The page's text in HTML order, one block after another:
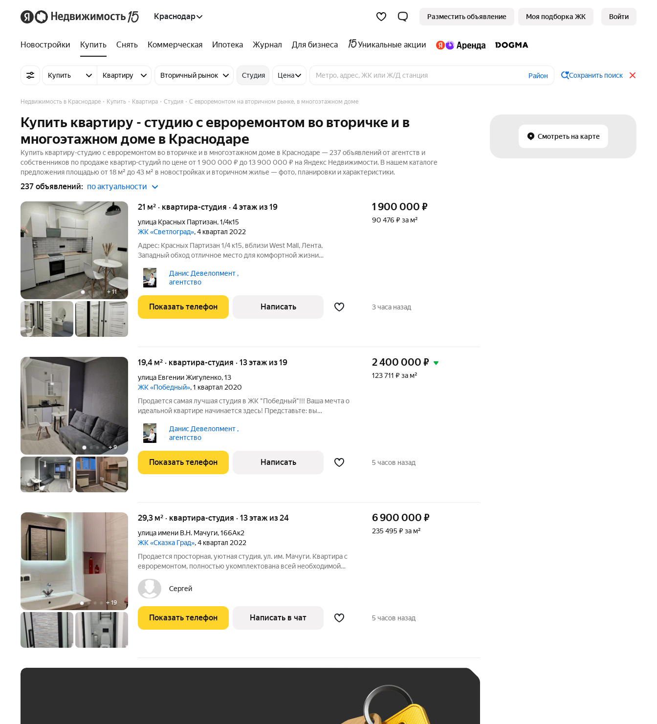
Краснодар Разместить объявление Моя подборка ЖК Войти
Новостройки Купить Снять Коммерческая Ипотека Журнал Для бизнеса Уникальные акции
Купить Квартиру Вторичный рынок Студия Цена Район Сохранить поиск
Смотреть на карте
Недвижимость в Краснодаре Купить Квартира Студия С евроремонтом на вторичном рынке, в многоэтажном доме
Купить квартиру - студию с евроремонтом во вторичке и в
многоэтажном доме в Краснодаре
Купить квартиру-студию с евроремонтом во вторичке и в многоэтажном доме в Краснодаре — 237 объявлений от агентств и
собственников по продаже квартир-студий по цене от 1 900 000 ₽ до 13 900 000 ₽ на Яндекс Недвижимости. В нашем каталоге
предложения площадью от 18 м² до 43 м² в новостройках и вторичном жилье — фото, планировки и характеристики.
237 объявлений: по актуальности
+11
21 м² · квартира-студия · 4 этаж из 19
улица Красных Партизан,1/4к15
ЖК «Светлоград», 4 квартал 2022
Адрес: Красных Партизан 1/4 к15, вблизи West Mall, Лента,
Западный обход отличное место для комфортной жизни
изолированная, функциональная идеальна для пары или сдачи в
аренду Кухня: 5
Данис Девелопмент ,
агентство
1 900 000 ₽
90 476 ₽ за м²
Показать телефон Написать 3 часа назад
+9
19,4 м² · квартира-студия · 13 этаж из 19
улица Евгении Жигуленко,13
ЖК «Победный», 1 квартал 2020
Продается самая лучшая студия в ЖК "Победный"!!! Ваша мечта о
идеальной квартире начинается здесь! Представьте: вы
стилем, комфортом и уютом. Это не просто студия это ваше
личное
Данис Девелопмент ,
агентство
2 400 000 ₽
123 711 ₽ за м²
Показать телефон Написать 5 часов назад
+ 19
29,3 м² · квартира-студия · 13 этаж из 24
улица имени В.Н. Мачуги,166Ак2
ЖК «Сказка Град», 4 квартал 2022
Продается просторная, уютная студия, ул. им. Мачуги. Квартира с
евроремонтом, полностью укомплектована всей необходимой
двор - ландшафтное озеленение, тематические детские площадки
с безопасным
Сергей
6 900 000 ₽
235 495 ₽ за м²
Показать телефон Написать в чат 5 часов назад